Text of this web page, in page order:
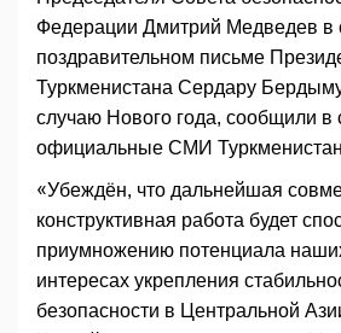
Федерации Дмитрий Медведев в
поздравительном письме
Туркменистана Сердару
случаю Нового года, сообщили в
официальные СМИ
«Убеждён, что дальнейшая
конструктивная работа будет
приумножению потенциала
интересах укрепления
безопасности в Центральной